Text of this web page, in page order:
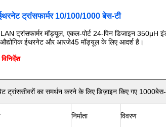
ट्रांसफार्मर 10/100/1000 बेस-टी
ट्रांसफार्मर मॉड्यूल, एकल-पोर्ट 24-पिन डिजाइन
ईथरनेट और आरजे45 मॉड्यूल के लिए आदर्श है।
ट्रांससीवरों का समर्थन करने के लिए डिज़ाइन किए गए
निर्माता विवरण